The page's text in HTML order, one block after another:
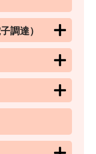
調達）